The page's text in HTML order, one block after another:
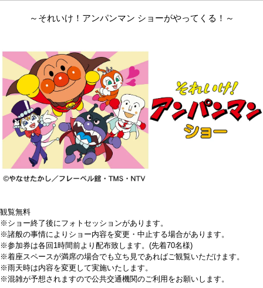
～それいけ！アンパンマン ショーがやってくる！～
観覧無料
※ショー終了後にフォトセッションがあります。
※諸般の事情によりショー内容を変更・中止する場合があります。
※参加券は各回1時間前より配布致します。(先着70名様)
※着座スペースが満席の場合でも立ち見であればご観覧いただけます。
※雨天時は内容を変更して実施いたします。
※混雑が予想されますので公共交通機関のご利用をお願いします。